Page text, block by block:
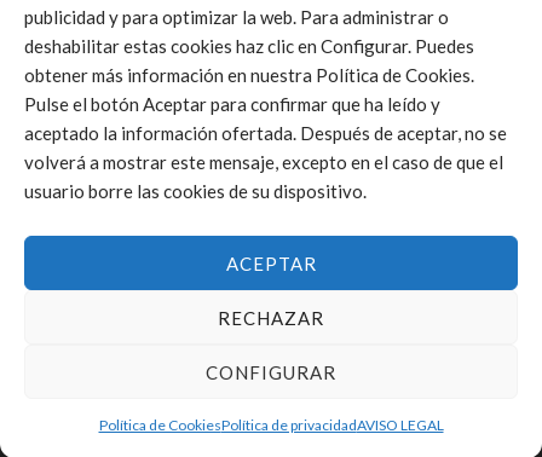
publicidad y para optimizar la web. Para administrar o
deshabilitar estas cookies haz clic en Configurar. Puedes
obtener más información en nuestra Política de Cookies.
Pulse el botón Aceptar para confirmar que ha leído y
aceptado la información ofertada. Después de aceptar, no se
volverá a mostrar este mensaje, excepto en el caso de que el
usuario borre las cookies de su dispositivo.
ACEPTAR
RECHAZAR
CONFIGURAR
Política de CookiesPolítica de privacidadAVISO LEGAL
Click to accept márketing cookies and
enable this content
FEDERACIÓN DE VOLEIBOL DE LA COMUNIDAD VALENCIANA © 2025